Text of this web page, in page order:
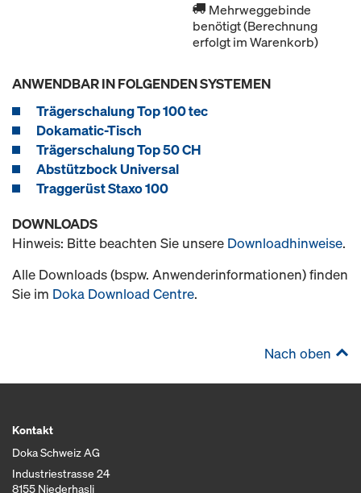
Mehrweggebinde
benötigt (Berechnung
erfolgt im Warenkorb)
ANWENDBAR IN FOLGENDEN SYSTEMEN
Trägerschalung Top 100 tec
Dokamatic-Tisch
Trägerschalung Top 50 CH
Abstützbock Universal
Traggerüst Staxo 100
DOWNLOADS
Hinweis: Bitte beachten Sie unsere Downloadhinweise.
Alle Downloads (bspw. Anwenderinformationen) finden
Sie im Doka Download Centre.
Nach oben
Kontakt
Doka Schweiz AG
Industriestrasse 24
8155 Niederhasli